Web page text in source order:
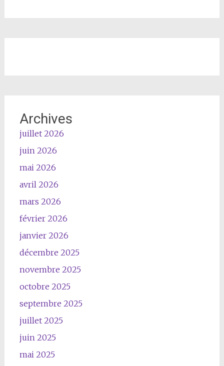
Archives
juillet 2026
juin 2026
mai 2026
avril 2026
mars 2026
février 2026
janvier 2026
décembre 2025
novembre 2025
octobre 2025
septembre 2025
juillet 2025
juin 2025
mai 2025